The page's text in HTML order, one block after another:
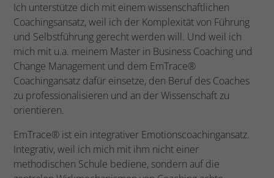
Ich unterstütze dich mit einem wissenschaftlichen
Coachingsansatz, weil ich der Komplexität von Führung
und Selbstführung gerecht werden will. Und weil ich
mich mit u.a. meinem Master in Business Coaching und
Change Management und dem EmTrace®
Coachingansatz dafür einsetze, den Beruf des Coaches
zu professionalisieren und an der Wissenschaft zu
orientieren.
EmTrace® ist ein integrativer Emotionscoachingansatz.
Integrativ, weil ich mich mit ihm nicht einer
methodischen Schule bediene, sondern auf die